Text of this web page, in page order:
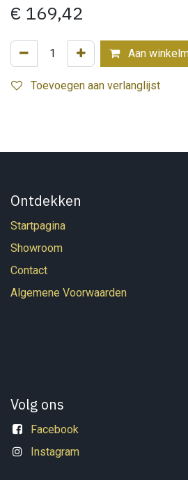
€ 169,42
Aan
Toevoegen aan verlanglijst
Ontdekken
Startpagina
Showroom
Contact
Algemene Voorwaarden
Volg ons
Facebook
Instagram